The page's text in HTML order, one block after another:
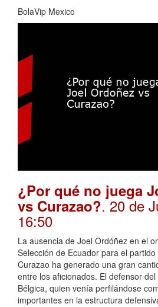
BolaVip Mexico
¿Por qué no juega
vs Curazao?. 20 de
16:50
La ausencia de Joel Ordóñez en el
Selección de Ecuador para el
Curazao ha generado una gran
entre los aficionados. El defensor
Bélgica, quien venía perfilándose
importantes en la estructura